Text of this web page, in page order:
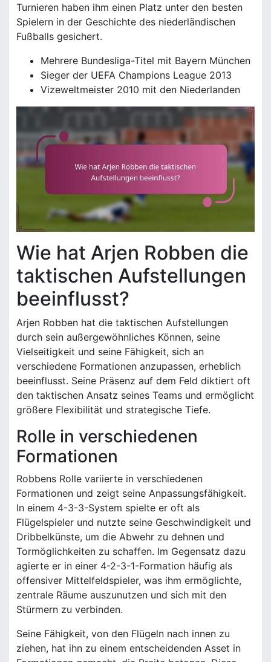
Turnieren haben ihm einen Platz unter den besten
Spielern in der Geschichte des niederländischen
Fußballs gesichert.
Mehrere Bundesliga-Titel mit Bayern München
Sieger der UEFA Champions League 2013
Vizeweltmeister 2010 mit den Niederlanden
Wie hat Arjen Robben die
taktischen Aufstellungen
beeinflusst?
Arjen Robben hat die taktischen Aufstellungen
durch sein außergewöhnliches Können, seine
Vielseitigkeit und seine Fähigkeit, sich an
verschiedene Formationen anzupassen, erheblich
beeinflusst. Seine Präsenz auf dem Feld diktiert oft
den taktischen Ansatz seines Teams und ermöglicht
größere Flexibilität und strategische Tiefe.
Rolle in verschiedenen
Formationen
Robbens Rolle variierte in verschiedenen
Formationen und zeigt seine Anpassungsfähigkeit.
In einem 4-3-3-System spielte er oft als
Flügelspieler und nutzte seine Geschwindigkeit und
Dribbelkünste, um die Abwehr zu dehnen und
Tormöglichkeiten zu schaffen. Im Gegensatz dazu
agierte er in einer 4-2-3-1-Formation häufig als
offensiver Mittelfeldspieler, was ihm ermöglichte,
zentrale Räume auszunutzen und sich mit den
Stürmern zu verbinden.
Seine Fähigkeit, von den Flügeln nach innen zu
ziehen, hat ihn zu einem entscheidenden Asset in